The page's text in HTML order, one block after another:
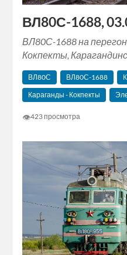
ВЛ80С-1688,
ВЛ80С-1688 на
Кокпекты,
ВЛ80С ВЛ80С-1688
Караганды - Кокпекты
👁423 просмотра